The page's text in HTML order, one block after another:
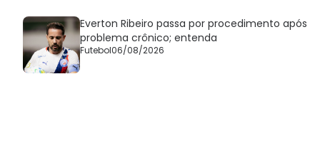
Everton Ribeiro passa por procedimento após
problema crônico; entenda
Futebol06/08/2026